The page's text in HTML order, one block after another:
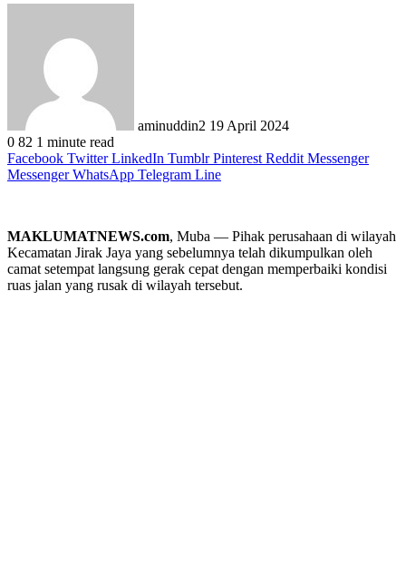
aminuddin2 19 April 2024
0 82 1 minute read
Facebook Twitter LinkedIn Tumblr Pinterest Reddit Messenger
Messenger WhatsApp Telegram Line
MAKLUMATNEWS.com, Muba — Pihak perusahaan di wilayah
Kecamatan Jirak Jaya yang sebelumnya telah dikumpulkan oleh
camat setempat langsung gerak cepat dengan memperbaiki kondisi
ruas jalan yang rusak di wilayah tersebut.